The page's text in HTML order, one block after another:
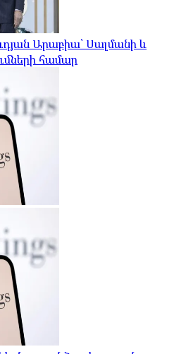
Արաբիա՝ Սալմանի և
համար